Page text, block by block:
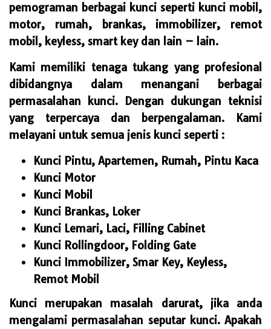
pemograman berbagai kunci seperti kunci mobil,
motor, rumah, brankas, immobilizer, remot
mobil, keyless, smart key dan lain – lain.
Kami memiliki tenaga tukang yang profesional
dibidangnya dalam menangani berbagai
permasalahan kunci. Dengan dukungan teknisi
yang terpercaya dan berpengalaman. Kami
melayani untuk semua jenis kunci seperti :
Kunci Pintu, Apartemen, Rumah, Pintu Kaca
Kunci Motor
Kunci Mobil
Kunci Brankas, Loker
Kunci Lemari, Laci, Filling Cabinet
Kunci Rollingdoor, Folding Gate
Kunci Immobilizer, Smar Key, Keyless,
Remot Mobil
Kunci merupakan masalah darurat, jika anda
mengalami permasalahan seputar kunci. Apakah